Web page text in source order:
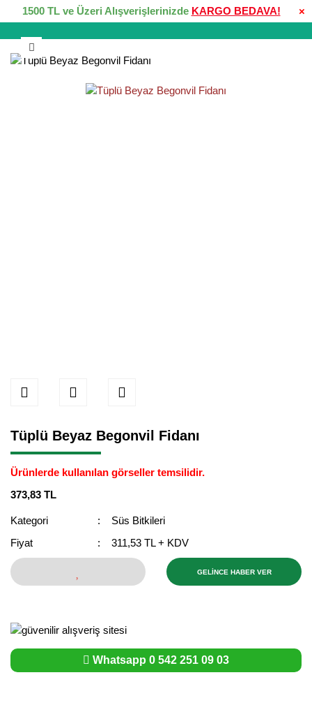
×
1500 TL ve Üzeri Alışverişlerinizde KARGO BEDAVA!
Tüplü Beyaz Begonvil Fidanı
Ürünlerde kullanılan görseller temsilidir.
373,83 TL
Kategori
Süs Bitkileri
Fiyat
311,53 TL + KDV
GELİNCE HABER VER
Whatsapp 0 542 251 09 03